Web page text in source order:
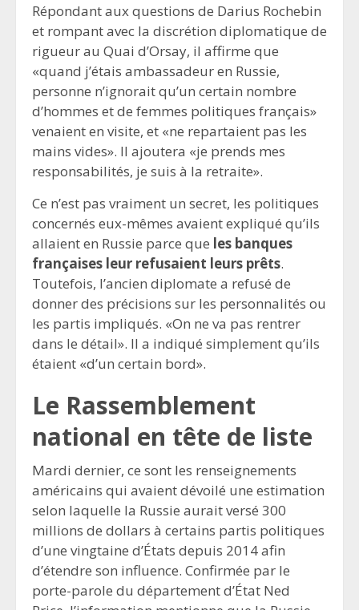
Répondant aux questions de Darius Rochebin
et rompant avec la discrétion diplomatique de
rigueur au Quai d’Orsay, il affirme que
«quand j’étais ambassadeur en Russie,
personne n’ignorait qu’un certain nombre
d’hommes et de femmes politiques français»
venaient en visite, et «ne repartaient pas les
mains vides». Il ajoutera «je prends mes
responsabilités, je suis à la retraite».
Ce n’est pas vraiment un secret, les politiques
concernés eux-mêmes avaient expliqué qu’ils
allaient en Russie parce que les banques
françaises leur refusaient leurs prêts.
Toutefois, l’ancien diplomate a refusé de
donner des précisions sur les personnalités ou
les partis impliqués. «On ne va pas rentrer
dans le détail». Il a indiqué simplement qu’ils
étaient «d’un certain bord».
Le Rassemblement
national en tête de liste
Mardi dernier, ce sont les renseignements
américains qui avaient dévoilé une estimation
selon laquelle la Russie aurait versé 300
millions de dollars à certains partis politiques
d’une vingtaine d’États depuis 2014 afin
d’étendre son influence. Confirmée par le
porte-parole du département d’État Ned